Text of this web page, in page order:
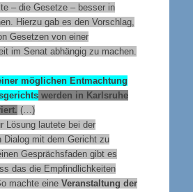
– die Gesetze – besser in
Hierzu gab es den Vorschlag,
Gesetzen von einer
im Senat abhängig zu machen.
möglichen Entmachtung
werden in Karlsruhe
(…)
Lösung lautete bei der
Dialog mit dem Gericht zu
Gesprächsfaden gibt es
das die Empfindlichkeiten
machte eine Veranstaltung der